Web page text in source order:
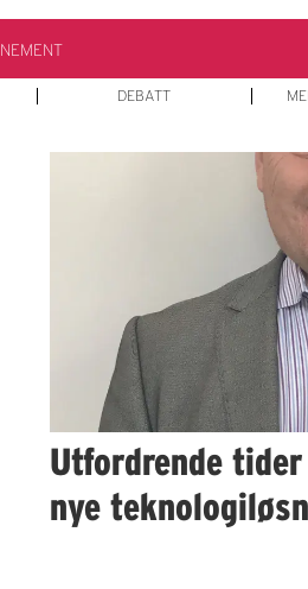
DEBATT
Utfordrende
nye